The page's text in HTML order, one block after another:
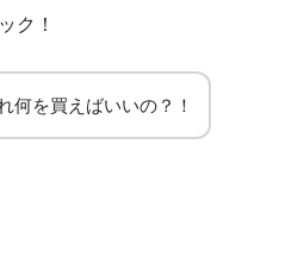
ク！
何を買えばいいの？！